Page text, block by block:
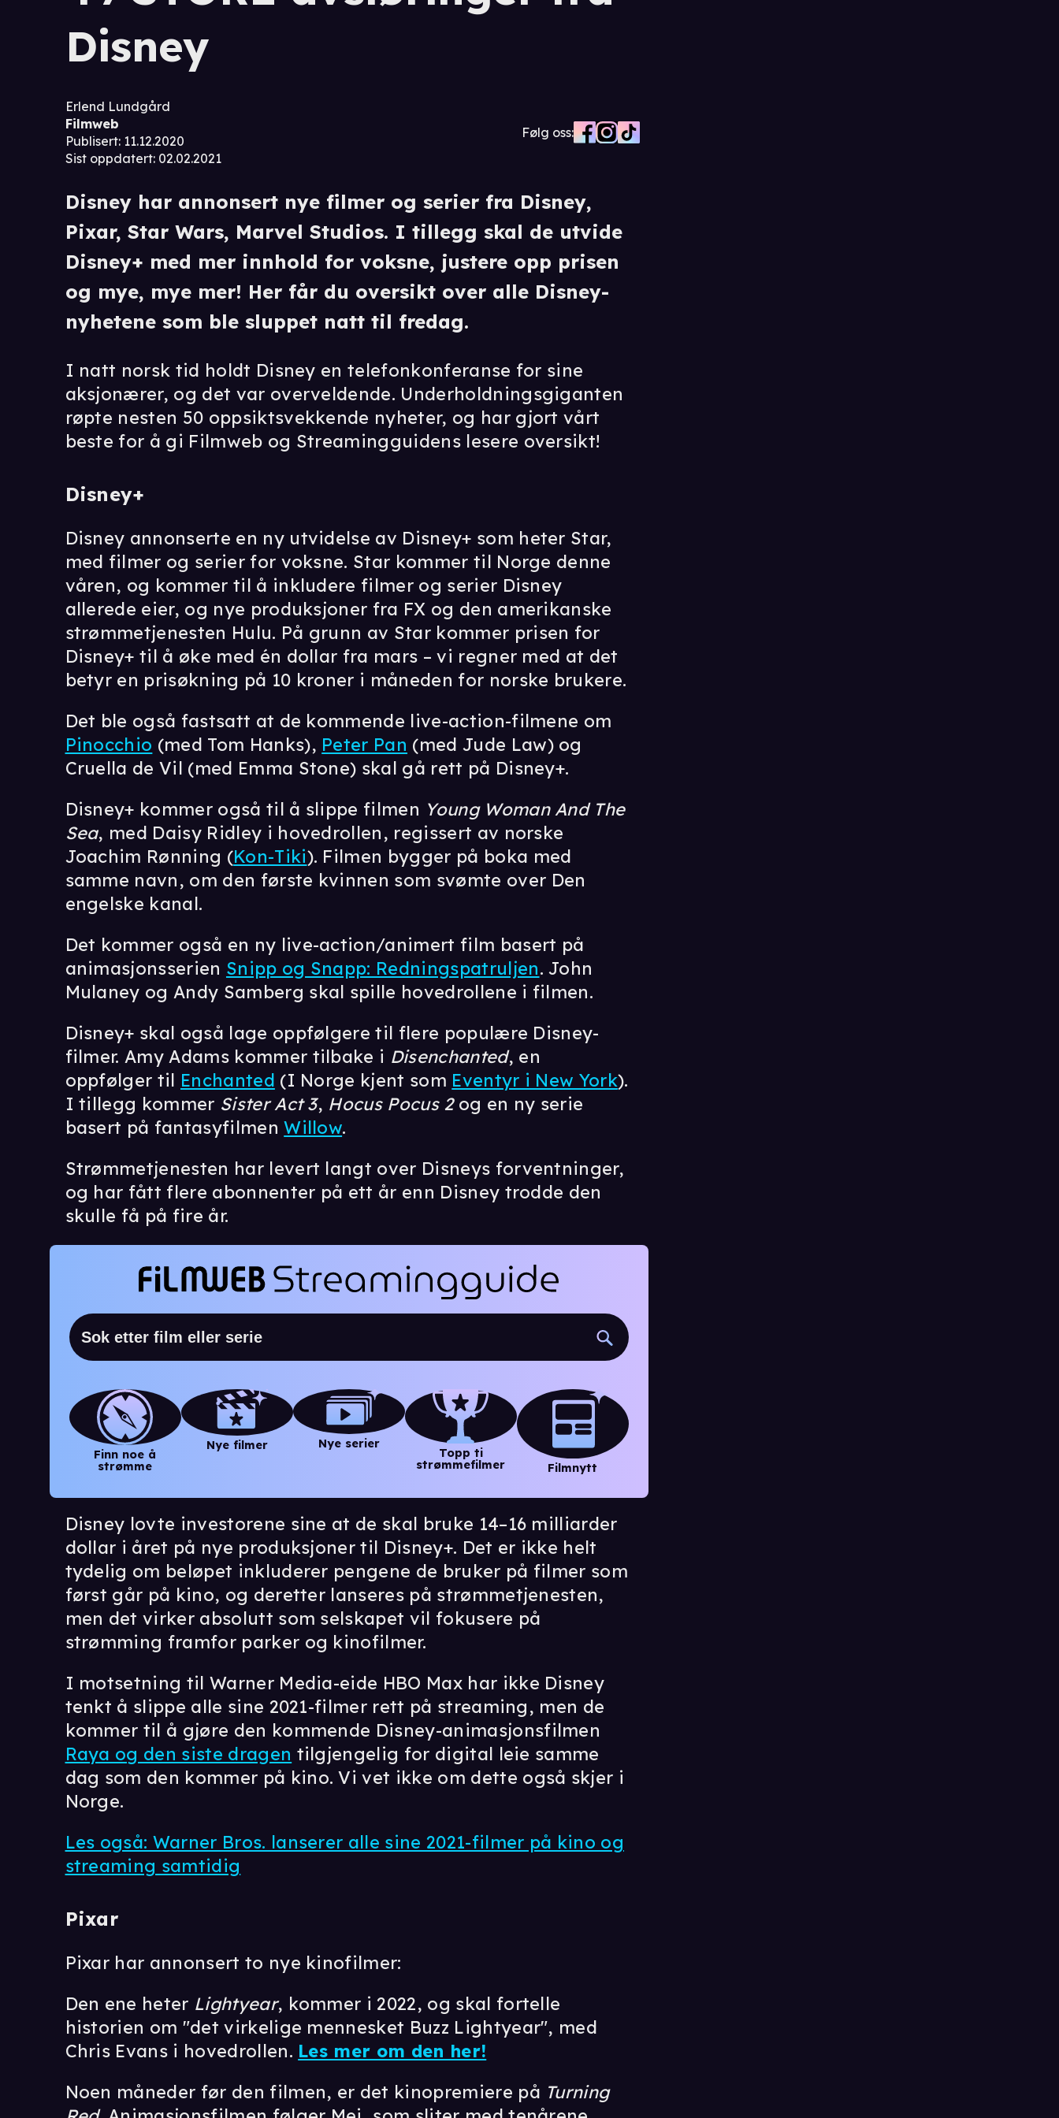
Disney
Erlend Lundgård
Filmweb
Publisert: 11.12.2020
Sist oppdatert: 02.02.2021
Følg oss:
Disney har annonsert nye filmer og serier fra Disney,
Pixar, Star Wars, Marvel Studios. I tillegg skal de utvide
Disney+ med mer innhold for voksne, justere opp prisen
og mye, mye mer! Her får du oversikt over alle Disney-
nyhetene som ble sluppet natt til fredag.
I natt norsk tid holdt Disney en telefonkonferanse for sine
aksjonærer, og det var overveldende. Underholdningsgiganten
røpte nesten 50 oppsiktsvekkende nyheter, og har gjort vårt
beste for å gi Filmweb og Streamingguidens lesere oversikt!
Disney+
Disney annonserte en ny utvidelse av Disney+ som heter Star,
med filmer og serier for voksne. Star kommer til Norge denne
våren, og kommer til å inkludere filmer og serier Disney
allerede eier, og nye produksjoner fra FX og den amerikanske
strømmetjenesten Hulu. På grunn av Star kommer prisen for
Disney+ til å øke med én dollar fra mars – vi regner med at det
betyr en prisøkning på 10 kroner i måneden for norske brukere.
Det ble også fastsatt at de kommende live-action-filmene om
Pinocchio (med Tom Hanks), Peter Pan (med Jude Law) og
Cruella de Vil (med Emma Stone) skal gå rett på Disney+.
Disney+ kommer også til å slippe filmen Young Woman And The
Sea, med Daisy Ridley i hovedrollen, regissert av norske
Joachim Rønning (Kon-Tiki). Filmen bygger på boka med
samme navn, om den første kvinnen som svømte over Den
engelske kanal.
Det kommer også en ny live-action/animert film basert på
animasjonsserien Snipp og Snapp: Redningspatruljen. John
Mulaney og Andy Samberg skal spille hovedrollene i filmen.
Disney+ skal også lage oppfølgere til flere populære Disney-
filmer. Amy Adams kommer tilbake i Disenchanted, en
oppfølger til Enchanted (I Norge kjent som Eventyr i New York).
I tillegg kommer Sister Act 3, Hocus Pocus 2og en ny serie
basert på fantasyfilmenWillow.
Strømmetjenesten har levert langt over Disneys forventninger,
og har fått flere abonnenter på ett år enn Disney trodde den
skulle få på fire år.
Finn noe å
strømme
Nye filmer Nye serier
Topp ti
strømmefilmer
Filmnytt
Disney lovte investorene sine at de skal bruke 14–16 milliarder
dollar i året på nye produksjoner til Disney+. Det er ikke helt
tydelig om beløpet inkluderer pengene de bruker på filmer som
først går på kino, og deretter lanseres på strømmetjenesten,
men det virker absolutt som selskapet vil fokusere på
strømming framfor parker og kinofilmer.
I motsetning til Warner Media-eide HBO Max har ikke Disney
tenkt å slippe alle sine 2021-filmer rett på streaming, men de
kommer til å gjøre den kommende Disney-animasjonsfilmen
Raya og den siste dragen tilgjengelig for digital leie samme
dag som den kommer på kino. Vi vet ikke om dette også skjer i
Norge.
Les også: Warner Bros. lanserer alle sine 2021-filmer på kino og
streaming samtidig
Pixar
Pixar har annonsert to nye kinofilmer:
Den ene heter Lightyear, kommer i 2022, og skal fortelle
historien om "det virkelige mennesket Buzz Lightyear", med
Chris Evans i hovedrollen. Les mer om den her!
Noen måneder før den filmen, er det kinopremiere på Turning